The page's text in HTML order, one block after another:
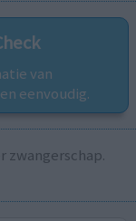
van
eenvoudig.
zwangerschap.